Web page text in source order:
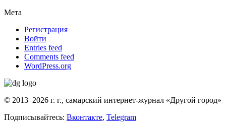
Мета
Регистрация
Войти
Entries feed
Comments feed
WordPress.org
© 2013–2026 г. г., самарский интернет-журнал «Другой город»
Подписывайтесь: Вконтакте, Telegram